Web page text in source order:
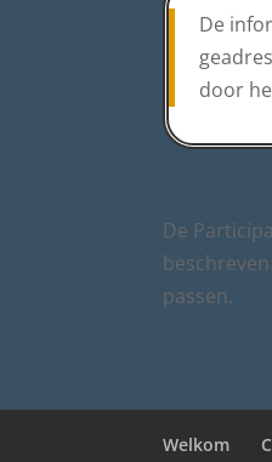
De
door
De
passen.
Welkom